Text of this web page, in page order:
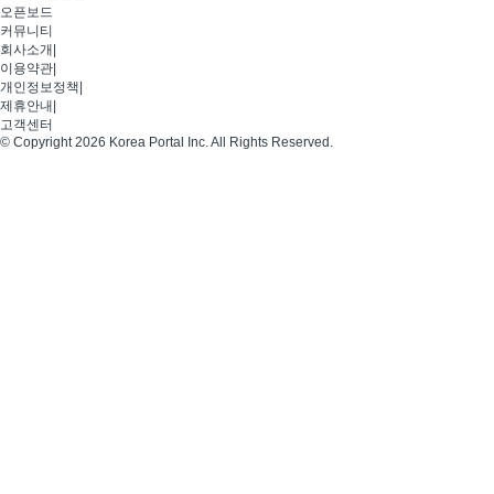
오픈보드
커뮤니티
회사소개
이용약관
개인정보정책
제휴안내
고객센터
© Copyright 2026 Korea Portal Inc. All Rights Reserved.